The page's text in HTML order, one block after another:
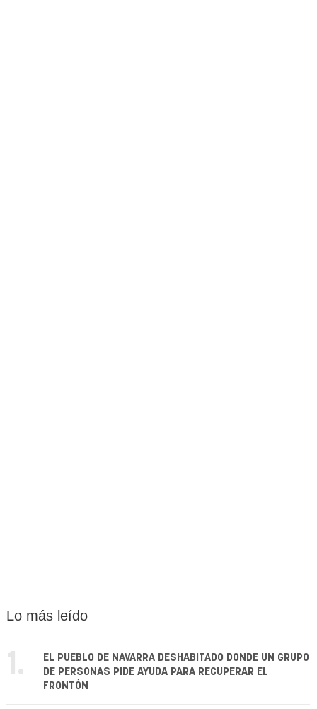
Lo más leído
1.
EL PUEBLO DE NAVARRA DESHABITADO DONDE UN GRUPO
DE PERSONAS PIDE AYUDA PARA RECUPERAR EL
FRONTÓN